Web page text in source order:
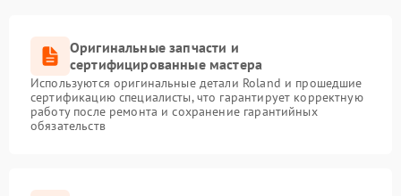
Оригинальные запчасти и
сертифицированные мастера
Используются оригинальные детали Roland и прошедшие
сертификацию специалисты, что гарантирует корректную
работу после ремонта и сохранение гарантийных
обязательств